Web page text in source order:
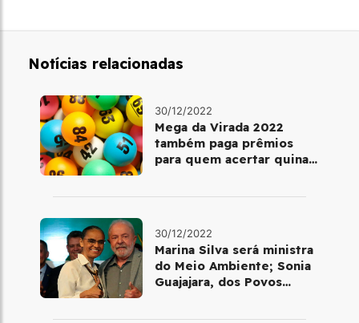
Notícias relacionadas
30/12/2022
Mega da Virada 2022
também paga prêmios
para quem acertar quina
30/12/2022
Marina Silva será ministra
do Meio Ambiente; Sonia
Guajajara, dos Povos